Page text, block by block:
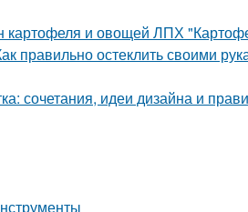
картофеля и овощей ЛПХ
правильно остеклить своими
сочетания, идеи дизайна и